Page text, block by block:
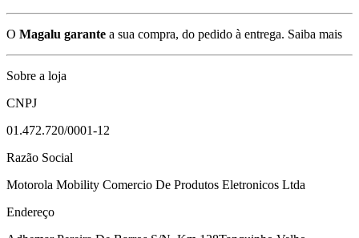
O Magalu garante a sua compra, do pedido à entrega. Saiba mais
Sobre a loja
CNPJ
01.472.720/0001-12
Razão Social
Motorola Mobility Comercio De Produtos Eletronicos Ltda
Endereço